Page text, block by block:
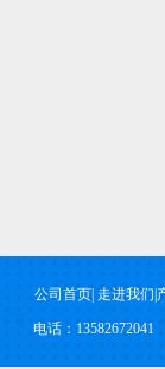
公司首页 走进我们
电话：